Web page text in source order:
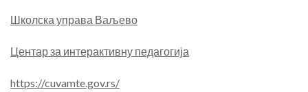
Школска управа Ваљево
Центар за интерактивну педагогија
https://cuvamte.gov.rs/